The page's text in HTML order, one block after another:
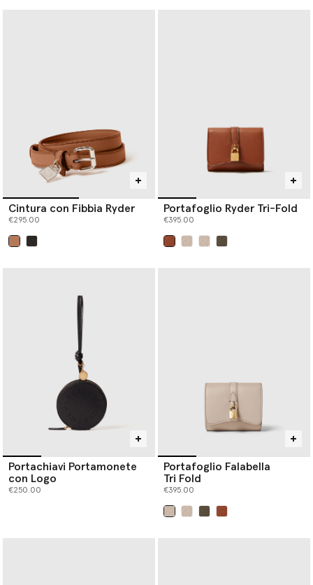
Cintura con Fibbia Ryder
€295.00
Portafoglio Ryder Tri-Fold
€395.00
Portachiavi Portamonete
con Logo
€250.00
Portafoglio Falabella
Tri Fold
€395.00